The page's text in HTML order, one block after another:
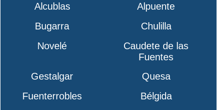
Alcublas
Alpuente
Bugarra
Chulilla
Novelé
Caudete de las
Fuentes
Gestalgar
Quesa
Fuenterrobles
Bélgida